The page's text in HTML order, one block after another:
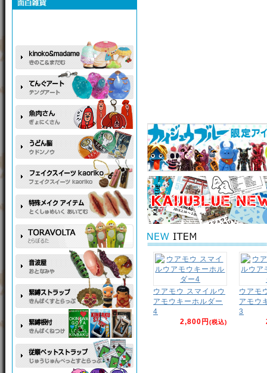
ウアモウ スマイルウ
アモウキーホルダー
4
2,800円(税込)
ウアモ
アモウ
3